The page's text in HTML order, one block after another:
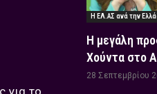
για το
Η ΕΛ.ΑΣ ανά την
Η μεγάλη
Χούντα στο
28 Σεπτεμβρίου